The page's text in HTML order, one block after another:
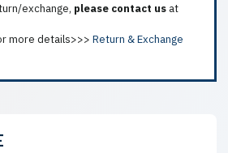
exchange, please contact us at
more details>>> Return & Exchange